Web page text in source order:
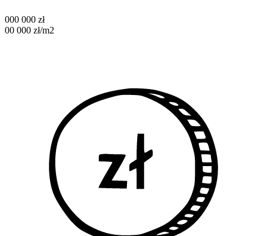
000 000 zł
00 000 zł/m2